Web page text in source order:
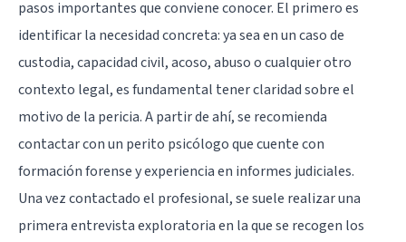
pasos importantes que conviene conocer. El primero es
identificar la necesidad concreta: ya sea en un caso de
custodia, capacidad civil, acoso, abuso o cualquier otro
contexto legal, es fundamental tener claridad sobre el
motivo de la pericia. A partir de ahí, se recomienda
contactar con un perito psicólogo que cuente con
formación forense y experiencia en informes judiciales.
Una vez contactado el profesional, se suele realizar una
primera entrevista exploratoria en la que se recogen los